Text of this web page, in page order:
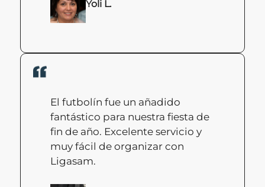
Yoli L.
El futbolín fue un añadido
fantástico para nuestra fiesta de
fin de año. Excelente servicio y
muy fácil de organizar con
Ligasam.